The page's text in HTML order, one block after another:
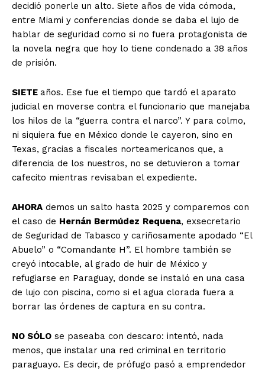
decidió ponerle un alto. Siete años de vida cómoda,
entre Miami y conferencias donde se daba el lujo de
hablar de seguridad como si no fuera protagonista de
la novela negra que hoy lo tiene condenado a 38 años
de prisión.
SIETE años. Ese fue el tiempo que tardó el aparato
judicial en moverse contra el funcionario que manejaba
los hilos de la “guerra contra el narco”. Y para colmo,
ni siquiera fue en México donde le cayeron, sino en
Texas, gracias a fiscales norteamericanos que, a
diferencia de los nuestros, no se detuvieron a tomar
cafecito mientras revisaban el expediente.
AHORA demos un salto hasta 2025 y comparemos con
el caso de Hernán Bermúdez Requena, exsecretario
de Seguridad de Tabasco y cariñosamente apodado “El
Abuelo” o “Comandante H”. El hombre también se
creyó intocable, al grado de huir de México y
refugiarse en Paraguay, donde se instaló en una casa
de lujo con piscina, como si el agua clorada fuera a
borrar las órdenes de captura en su contra.
NO SÓLO se paseaba con descaro: intentó, nada
menos, que instalar una red criminal en territorio
paraguayo. Es decir, de prófugo pasó a emprendedor